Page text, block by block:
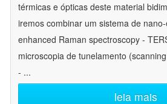
térmicas e ópticas deste material
iremos combinar um sistema de
enhanced Raman spectroscopy -
microscopia de tunelamento
- ...
leia mais